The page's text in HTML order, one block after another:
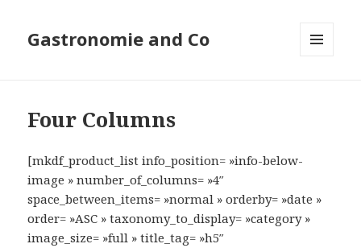
Gastronomie and Co
Four Columns
[mkdf_product_list info_position= »info-below-
image » number_of_columns= »4″
space_between_items= »normal » orderby= »date »
order= »ASC » taxonomy_to_display= »category »
image_size= »full » title_tag= »h5″